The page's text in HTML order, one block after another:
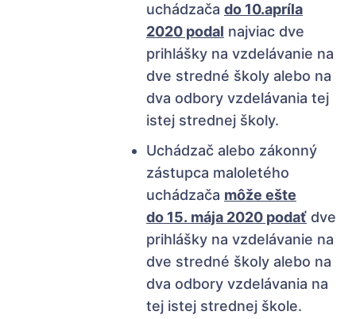
uchádzača do 10.apríla
2020 podal najviac dve
prihlášky na vzdelávanie na
dve stredné školy alebo na
dva odbory vzdelávania tej
istej strednej školy.
Uchádzač alebo zákonný
zástupca maloletého
uchádzača môže ešte
do 15. mája 2020 podať dve
prihlášky na vzdelávanie na
dve stredné školy alebo na
dva odbory vzdelávania na
tej istej strednej škole.